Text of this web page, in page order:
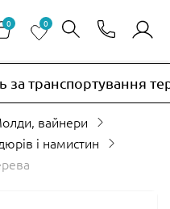
0 0
транспортування
Молди, вайнери
і намистин